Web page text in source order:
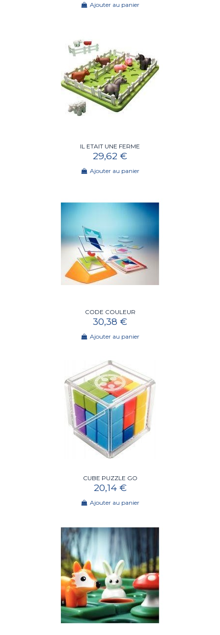
Ajouter au panier
IL ETAIT UNE FERME
29,62 €
Ajouter au panier
CODE COULEUR
30,38 €
Ajouter au panier
CUBE PUZZLE GO
20,14 €
Ajouter au panier